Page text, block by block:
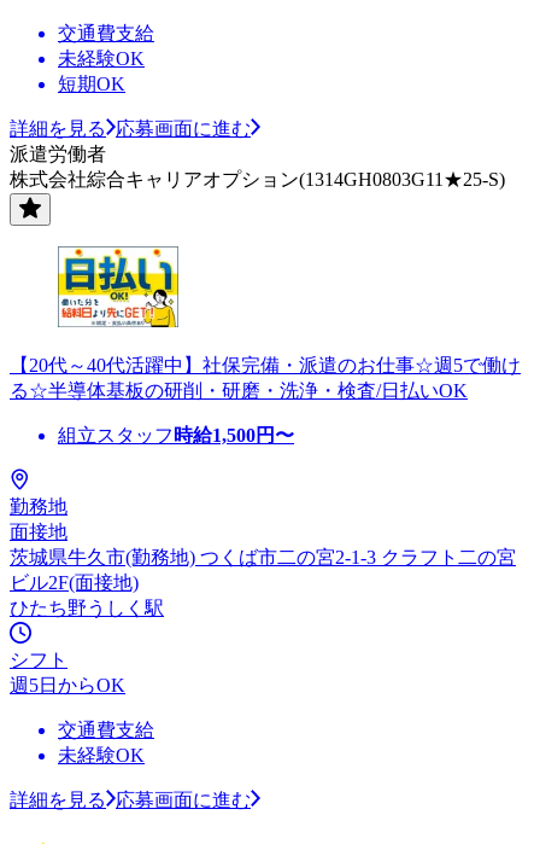
交通費支給
未経験OK
短期OK
詳細を見る
応募画面に進む
派遣労働者
株式会社綜合キャリアオプション(1314GH0803G11★25-S)
【20代～40代活躍中】社保完備・派遣のお仕事☆週5で働け
る☆半導体基板の研削・研磨・洗浄・検査/日払いOK
組立スタッフ 時給1,500円〜
勤務地
面接地
茨城県牛久市(勤務地) つくば市二の宮2-1-3 クラフト二の宮
ビル2F(面接地)
ひたち野うしく駅
シフト
週5日からOK
交通費支給
未経験OK
詳細を見る 応募画面に進む